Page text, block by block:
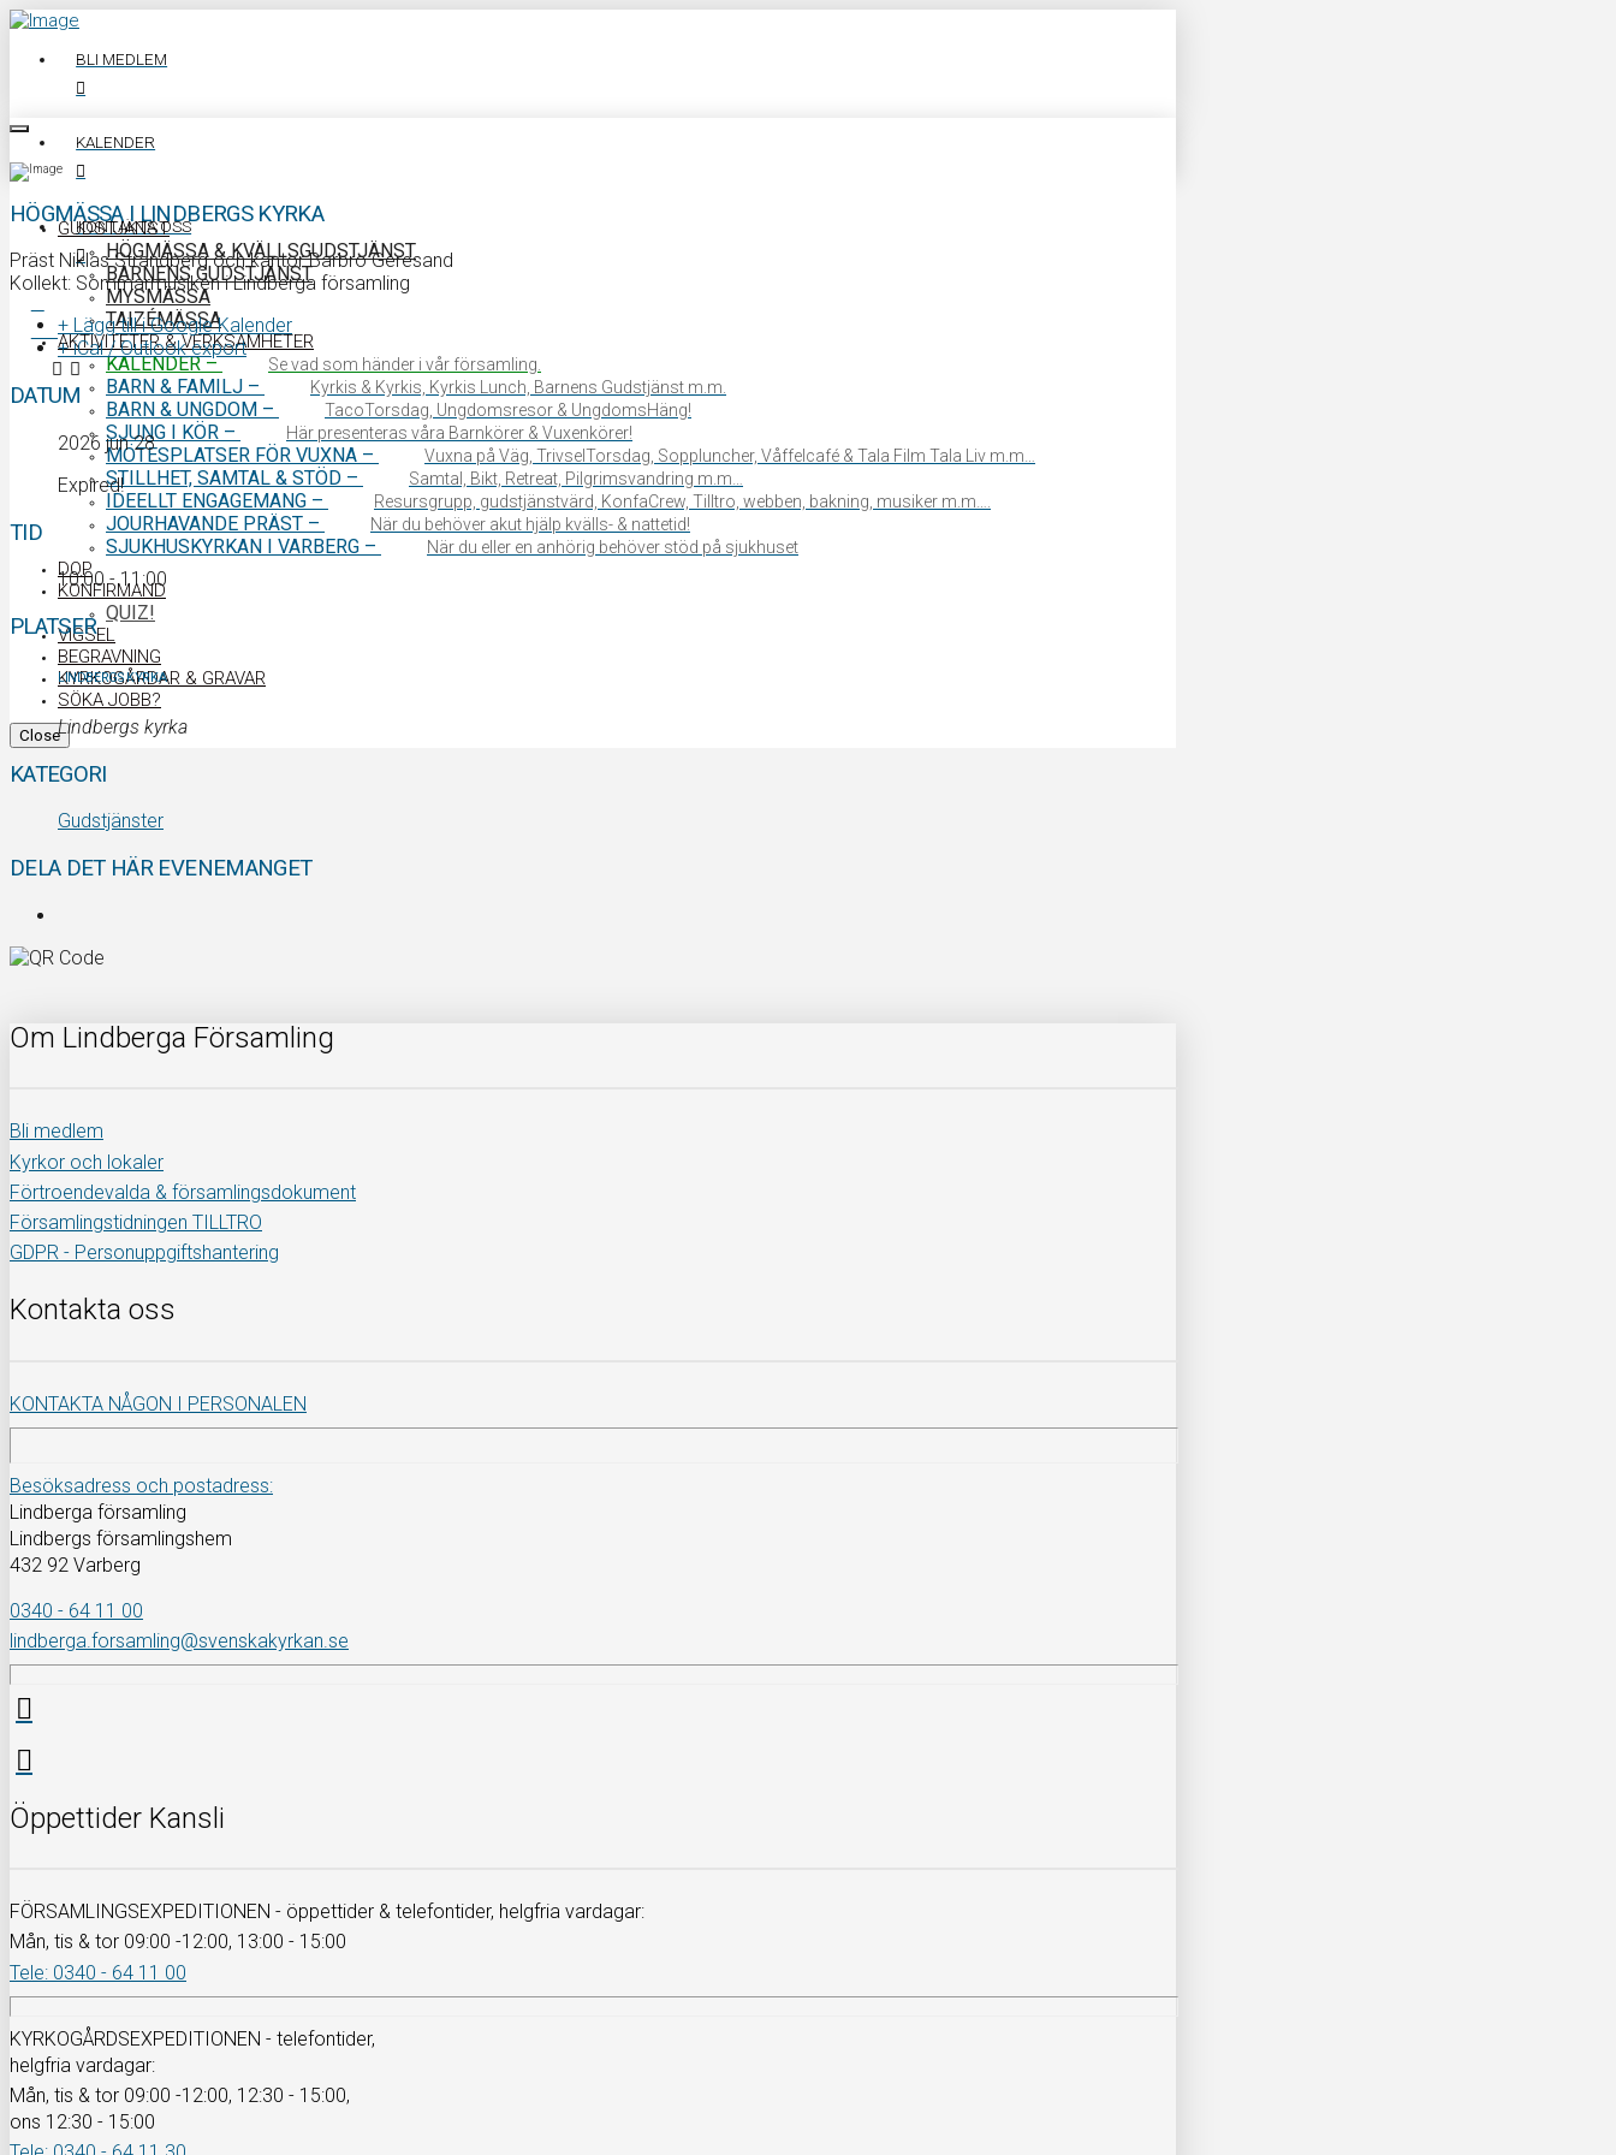
BLI MEDLEM
KALENDER
KONTAKTA OSS
0340 64 11 00
GUDSTJÄNST
HÖGMÄSSA & KVÄLLSGUDSTJÄNST
BARNENS GUDSTJÄNST
MYSMÄSSA
TAIZÉMÄSSA
AKTIVITETER & VERKSAMHETER
KALENDER– Se vad som händer i vår församling.
BARN & FAMILJ – Kyrkis & Kyrkis, Kyrkis Lunch, Barnens Gudstjänst m.m.
BARN & UNGDOM – TacoTorsdag, Ungdomsresor & UngdomsHäng!
SJUNG I KÖR – Här presenteras våra Barnkörer & Vuxenkörer!
MÖTESPLATSER FÖR VUXNA – Vuxna på Väg, TrivselTorsdag, Soppluncher, Våffelcafé & Tala Film Tala Liv m.m…
STILLHET, SAMTAL & STÖD – Samtal, Bikt, Retreat, Pilgrimsvandring m.m…
IDEELLT ENGAGEMANG – Resursgrupp, gudstjänstvärd, KonfaCrew, Tilltro, webben, bakning, musiker m.m….
JOURHAVANDE PRÄST – När du behöver akut hjälp kvälls- & nattetid!
SJUKHUSKYRKAN I VARBERG – När du eller en anhörig behöver stöd på sjukhuset
DOP
KONFIRMAND
QUIZ!
VIGSEL
BEGRAVNING
KYRKOGÅRDAR & GRAVAR
SÖKA JOBB?
Close
HÖGMÄSSA I LINDBERGS KYRKA
Präst Niklas Strandberg och kantor Barbro Geresand
Kollekt: Sommarmusiken i Lindberga församling
+ Lägg till i Google Kalender
+ iCal / Outlook export
DATUM
2026 jun 28
Expired!
TID
10:00 - 11:00
PLATSER
LINDBERGS KYRKA
Lindbergs kyrka
KATEGORI
Gudstjänster
DELA DET HÄR EVENEMANGET
Om Lindberga Församling
Bli medlem
Kyrkor och lokaler
Förtroendevalda & församlingsdokument
Församlingstidningen TILLTRO
GDPR - Personuppgiftshantering
Kontakta oss
KONTAKTA NÅGON I PERSONALEN
Besöksadress och postadress:
Lindberga församling
Lindbergs församlingshem
432 92 Varberg
0340 - 64 11 00
lindberga.forsamling@svenskakyrkan.se
Öppettider Kansli
FÖRSAMLINGSEXPEDITIONEN - öppettider & telefontider, helgfria vardagar:
Mån, tis & tor 09:00 -12:00, 13:00 - 15:00
Tele: 0340 - 64 11 00
KYRKOGÅRDSEXPEDITIONEN - telefontider,
helgfria vardagar:
Mån, tis & tor 09:00 -12:00, 12:30 - 15:00,
ons 12:30 - 15:00